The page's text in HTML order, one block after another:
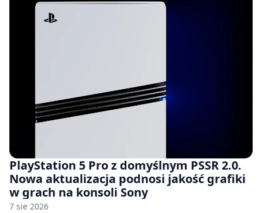
PlayStation 5 Pro z domyślnym PSSR 2.0.
Nowa aktualizacja podnosi jakość grafiki
w grach na konsoli Sony
7 sie 2026